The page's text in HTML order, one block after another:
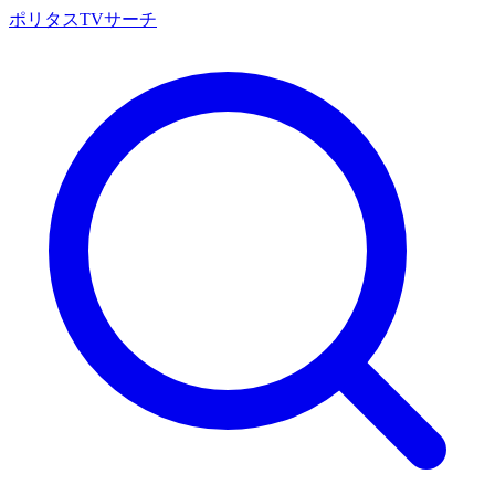
ポリタスTVサーチ